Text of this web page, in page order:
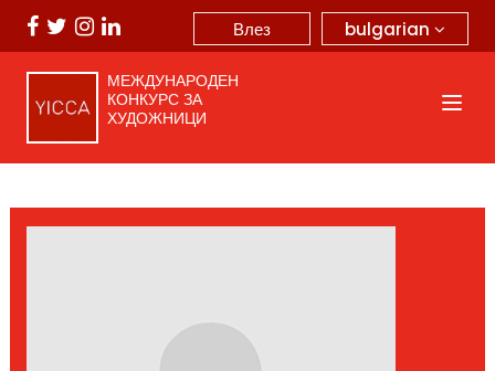
bulgarian
Влез
МЕЖДУНАРОДЕН
КОНКУРС ЗА
ХУДОЖНИЦИ